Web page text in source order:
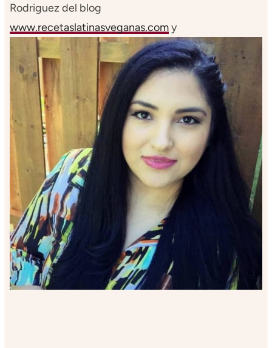
Rodriguez del blog
www.recetaslatinasveganas.comy